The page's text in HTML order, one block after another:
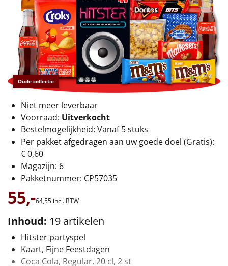
€55 tot €75
€75 tot €100
€100 en hoger
Alle kerstpakketten 2026
Thema
Origineel
Rituals
Luxe
Mannen
Vrouwen
Duurzaam
Oude collectie
Niet meer leverbaar
Voorraad: Uitverkocht
Bestelmogelijkheid: Vanaf 5 stuks
Per pakket afgedragen aan uw goede doel (Gratis):
€ 0,60
Magazijn: 6
Pakketnummer: CP57035
55,-64,55 incl. BTW
Inhoud: 19 artikelen
Hitster partyspel
Kaart, Fijne Feestdagen
Coca Cola, Regular, 20 cl, 2 st